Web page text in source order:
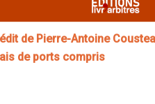
de Pierre-Antoine
de ports compris